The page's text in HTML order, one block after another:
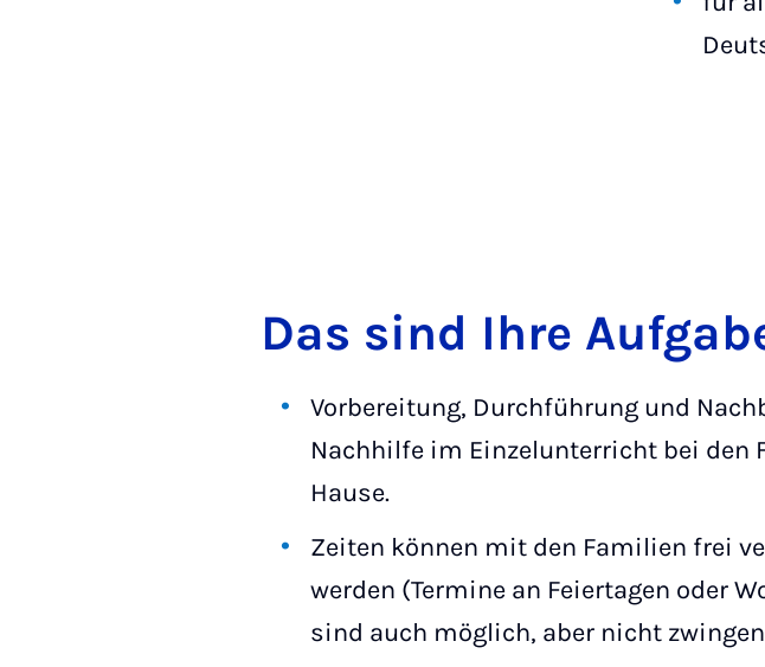
Das sind Ihre
Vorbereitung, Durchführung und
Nachhilfe im Einzelunterricht bei den
Hause.
Zeiten können mit den Familien frei
werden (Termine an Feiertagen oder
sind auch möglich, aber nicht